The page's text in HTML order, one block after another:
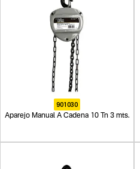
901030
Aparejo Manual A Cadena 10 Tn 3 mts.